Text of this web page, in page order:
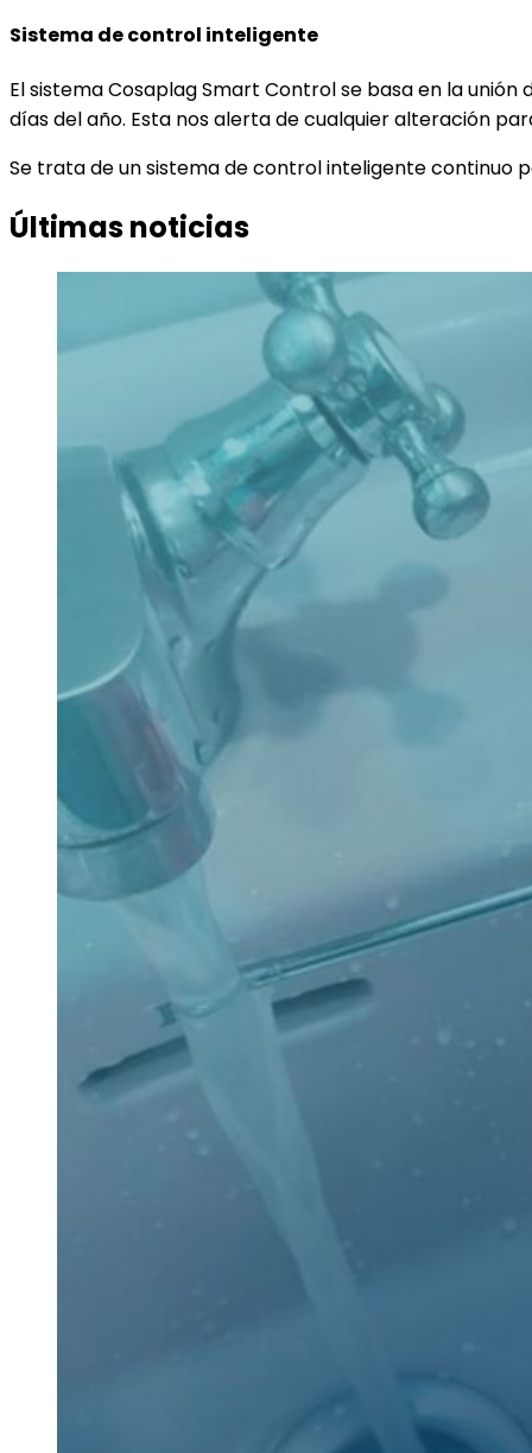
Sistema de control inteligente
El sistema Cosaplag Smart Control se basa en la
días del año. Esta nos alerta de cualquier alteración
Se trata de un sistema de control inteligente continuo
Últimas noticias